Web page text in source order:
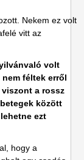
Nekem ez volt
vitt az
volt
féltek erről
a rossz
között
ezt
hogy a